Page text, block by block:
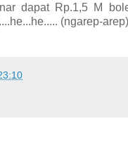
dapat Rp.1,5 M
(ngarep-arep)